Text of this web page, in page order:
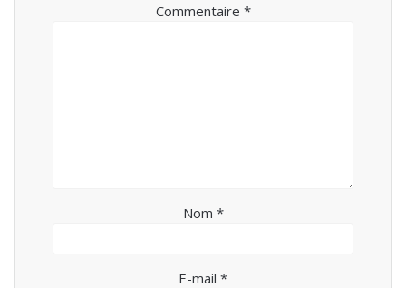
Commentaire *
Nom *
E-mail *